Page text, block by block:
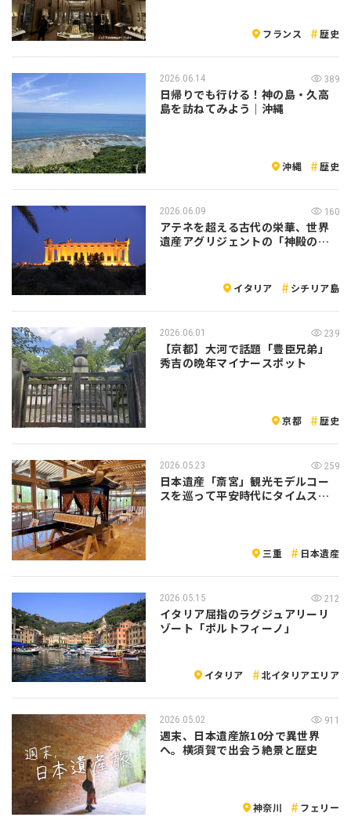
フランス 歴史
2026.06.14 389
日帰りでも行ける！神の島・久高
島を訪ねてみよう｜沖縄
沖縄 歴史
2026.06.09 160
アテネを超える古代の栄華、世界
遺産アグリジェントの「神殿の
イタリア シチリア島
2026.06.01 239
【京都】大河で話題「豊臣兄弟」
秀吉の晩年マイナースポット
京都 歴史
2026.05.23 259
日本遺産「斎宮」観光モデルコー
スを巡って平安時代にタイムスリ
三重 日本遺産
2026.05.15 212
イタリア屈指のラグジュアリーリ
ゾート「ポルトフィーノ」
イタリア 北イタリアエリア
2026.05.02 911
週末、日本遺産旅10分で異世界
へ。横須賀で出会う絶景と歴史
神奈川 フェリー